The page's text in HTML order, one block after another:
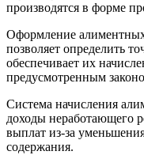
производятся в форме
Оформление
позволяет определить
обеспечивает их
предусмотренным
Система начисления
доходы неработающего
выплат из-за
содержания.